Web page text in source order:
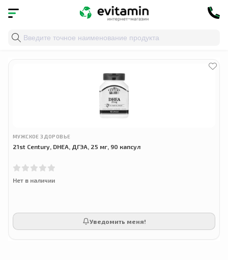
Главная » гормональная поддержка
МУЖСКОЕ ЗДОРОВЬЕ
21st Century, DHEA, ДГЭА, 25 мг, 90 капсул
Нет в наличии
Уведомить меня!